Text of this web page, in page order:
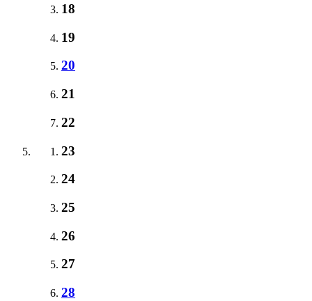
18
19
20
21
22
23
24
25
26
27
28